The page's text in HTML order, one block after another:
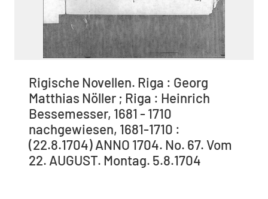
Rigische Novellen. Riga : Georg
Matthias Nöller ; Riga : Heinrich
Bessemesser, 1681 - 1710
nachgewiesen, 1681-1710 :
(22.8.1704) ANNO 1704. No. 67. Vom
22. AUGUST. Montag. 5.8.1704